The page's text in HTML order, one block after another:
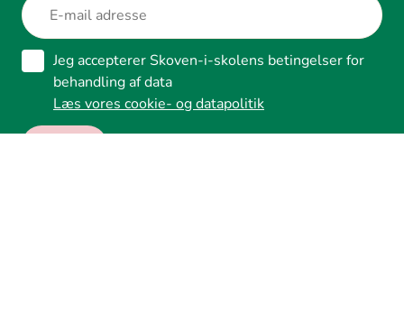
Jeg accepterer Skoven-i-skolens betingelser for
behandling af data
Læs vores cookie- og datapolitik